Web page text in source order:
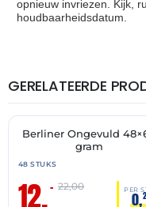
opnieuw invriezen. Kijk,
houdbaarheidsdatum.
GERELATEERDE
🔥 OP=OP
THT:
30-
Berliner Ongevuld
gram
48 STUKS
12,– PER
0,
22,00